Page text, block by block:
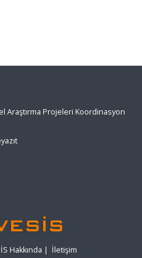
Araştırma Projeleri Koordinasyon
Hakkında | İletişim